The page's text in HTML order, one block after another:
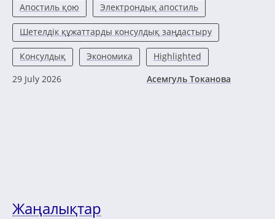
Апостиль қою
Электрондық апостиль
Шетелдік құжаттарды консулдық заңдастыру
Консулдық Экономика
Highlighted
29 July 2026
Асемгуль Токанова
Жаңалықтар